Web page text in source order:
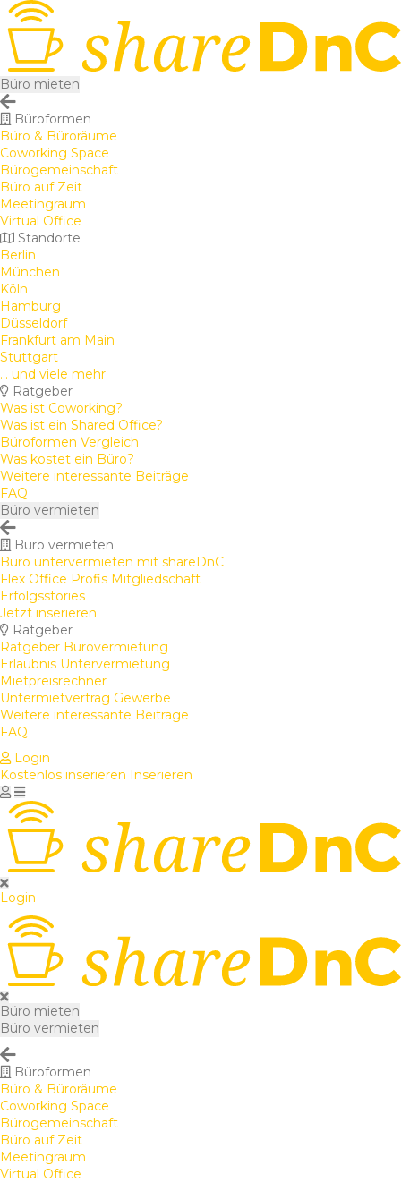
Büro mieten
Büroformen
Büro & Büroräume
Coworking Space
Bürogemeinschaft
Büro auf Zeit
Meetingraum
Virtual Office
Standorte
Berlin
München
Köln
Hamburg
Düsseldorf
Frankfurt am Main
Stuttgart
... und viele mehr
Ratgeber
Was ist Coworking?
Was ist ein Shared Office?
Büroformen Vergleich
Was kostet ein Büro?
Weitere interessante Beiträge
FAQ
Büro vermieten
Büro vermieten
Büro untervermieten mit shareDnC
Flex Office Profis Mitgliedschaft
Erfolgsstories
Jetzt inserieren
Ratgeber
Ratgeber Bürovermietung
Erlaubnis Untervermietung
Mietpreisrechner
Untermietvertrag Gewerbe
Weitere interessante Beiträge
FAQ
Login
Kostenlos inserieren Inserieren
Login
Büro mieten
Büro vermieten
Büroformen
Büro & Büroräume
Coworking Space
Bürogemeinschaft
Büro auf Zeit
Meetingraum
Virtual Office